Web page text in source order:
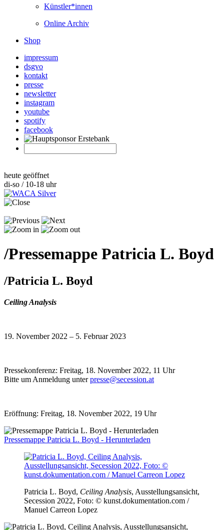
Künstler*innen
Online Archiv
Shop
impressum
dsgvo
kontakt
presse
newsletter
instagram
youtube
spotify
facebook
heute geöffnet
di-so / 10-18 uhr
/Pressemappe Patricia L. Boyd
/Patricia L. Boyd
Ceiling Analysis
19. November 2022 – 5. Februar 2023
Pressekonferenz: Freitag, 18. November 2022, 11 Uhr
Bitte um Anmeldung unterpresse@secession.at
Eröffnung: Freitag, 18. November 2022, 19 Uhr
Pressemappe Patricia L. Boyd - Herunterladen
Patricia L. Boyd, Ceiling Analysis, Ausstellungsansicht,
Secession 2022, Foto: © kunst.dokumentation.com /
Manuel Carreon Lopez